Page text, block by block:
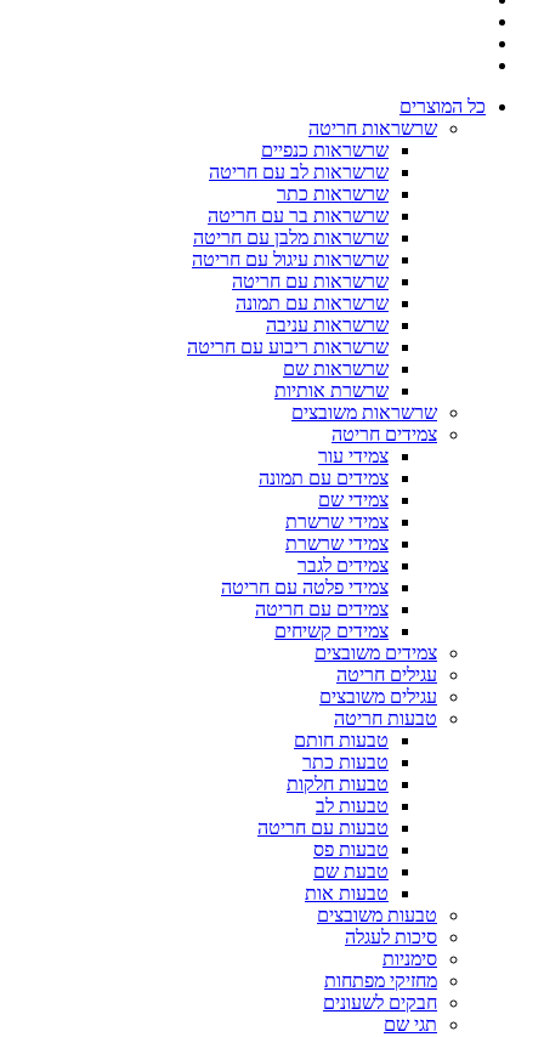
כל המוצרים
שרשראות חריטה
שרשראות כנפיים
שרשראות לב עם חריטה
שרשראות כתר
שרשראות בר עם חריטה
שרשראות מלבן עם חריטה
שרשראות עיגול עם חריטה
שרשראות עם חריטה
שרשראות עם תמונה
שרשראות עניבה
שרשראות ריבוע עם חריטה
שרשראות שם
שרשרת אותיות
שרשראות משובצים
צמידים חריטה
צמידי עור
צמידים עם תמונה
צמידי שם
צמידי שרשרת
צמידי שרשרת
צמידים לגבר
צמידי פלטה עם חריטה
צמידים עם חריטה
צמידים קשיחים
צמידים משובצים
עגילים חריטה
עגילים משובצים
טבעות חריטה
טבעות חותם
טבעות כתר
טבעות חלקות
טבעות לב
טבעות עם חריטה
טבעות פס
טבעת שם
טבעות אות
טבעות משובצים
סיכות לעגלה
סימניות
מחזיקי מפתחות
חבקים לשעונים
תגי שם